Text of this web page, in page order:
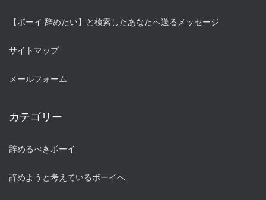
【ボーイ 辞めたい】と検索したあなたへ送るメッセージ
サイトマップ
メールフォーム
カテゴリー
辞めるべきボーイ
辞めようと考えているボーイへ